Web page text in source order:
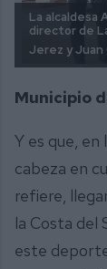
La alcaldesa
director de
Jerez y Juan
Municipio
Y es que, en
cabeza en
refiere,
la Costa del
este